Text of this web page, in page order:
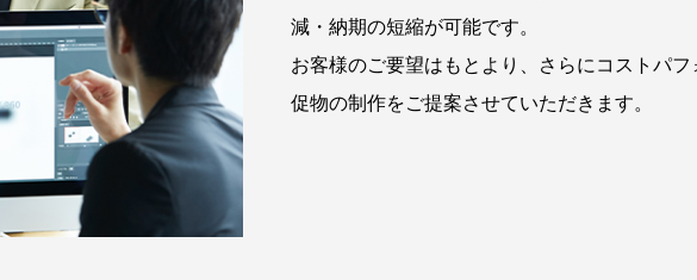
減・納期の短縮が可能です。
お客様のご要望はもとより、さらにコストパフ
促物の制作をご提案させていただきます。